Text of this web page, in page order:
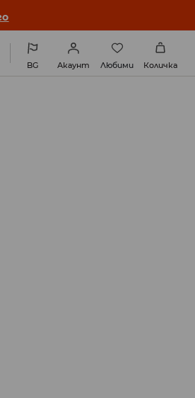
BG Акаунт Любими Количка